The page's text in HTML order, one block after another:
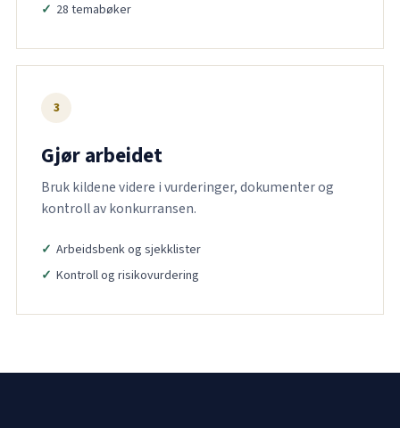
28 temabøker
3
Gjør arbeidet
Bruk kildene videre i vurderinger, dokumenter og
kontroll av konkurransen.
Arbeidsbenk og sjekklister
Kontroll og risikovurdering